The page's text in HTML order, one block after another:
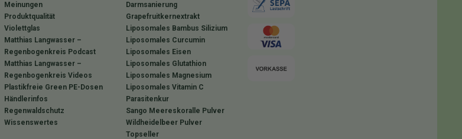
Meinungen
Produktqualität
Violettglas
Matthias Langwasser –
Regenbogenkreis Podcast
Matthias Langwasser –
Regenbogenkreis Videos
Plastikfreie Green PE-Dosen
Händlerinfos
Regenwaldschutz
Wissenswertes
Darmsanierung
Grapefruitkernextrakt
Liposomales Bambus Silizium
Liposomales Curcumin
Liposomales Eisen
Liposomales Glutathion
Liposomales Magnesium
Liposomales Vitamin C
Parasitenkur
Sango Meereskoralle Pulver
Wildheidelbeer Pulver
Topseller